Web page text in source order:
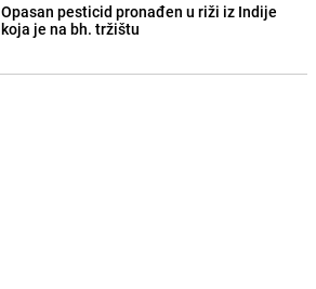
Opasan pesticid pronađen u riži iz Indije
koja je na bh. tržištu